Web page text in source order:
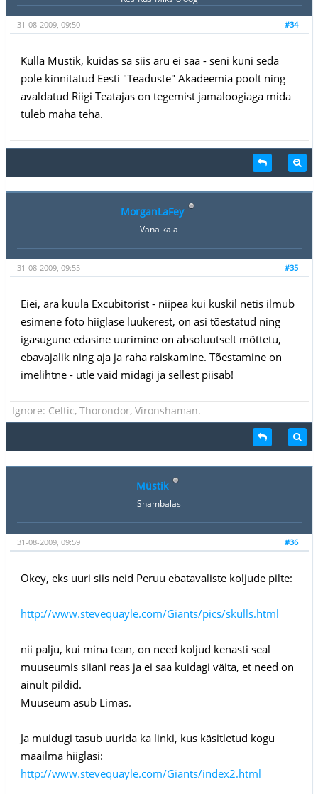
#34
31-08-2009, 09:50
Kulla Müstik, kuidas sa siis aru ei saa - seni kuni seda
pole kinnitatud Eesti "Teaduste" Akadeemia poolt ning
avaldatud Riigi Teatajas on tegemist jamaloogiaga mida
tuleb maha teha.
MorganLaFey
Vana kala
#35
31-08-2009, 09:55
Eiei, ära kuula Excubitorist - niipea kui kuskil netis ilmub
esimene foto hiiglase luukerest, on asi tõestatud ning
igasugune edasine uurimine on absoluutselt mõttetu,
ebavajalik ning aja ja raha raiskamine. Tõestamine on
imelihtne - ütle vaid midagi ja sellest piisab!
Ignore: Celtic, Thorondor, Vironshaman.
Müstik
Shambalas
#36
31-08-2009, 09:59
Okey, eks uuri siis neid Peruu ebatavaliste koljude pilte:
http://www.stevequayle.com/Giants/pics/skulls.html
nii palju, kui mina tean, on need koljud kenasti seal
muuseumis siiani reas ja ei saa kuidagi väita, et need on
ainult pildid.
Muuseum asub Limas.
Ja muidugi tasub uurida ka linki, kus käsitletud kogu
maailma hiiglasi:
http://www.stevequayle.com/Giants/index2.html